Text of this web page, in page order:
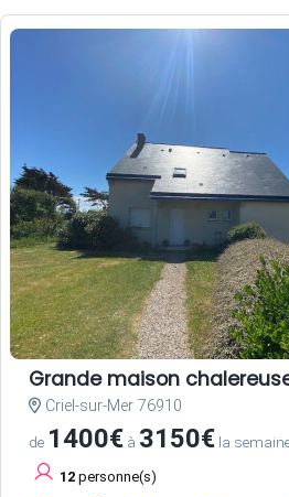
Grande maison
Criel-sur-Mer 76910
de 1400€ à 3150€ la
12 personne(s)